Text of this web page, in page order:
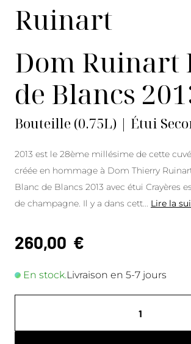
Ruinart
Dom Ruinart
de Blancs
Bouteille (0.75L) | Étui
2013 est le 28ème millésime de cette
créée en hommage à Dom Thierry
Blanc de Blancs 2013 avec étui Crayères
de champagne. Il y a dans cett
Lire la
260,00 €
En stock.Livraison en 5-7 jours